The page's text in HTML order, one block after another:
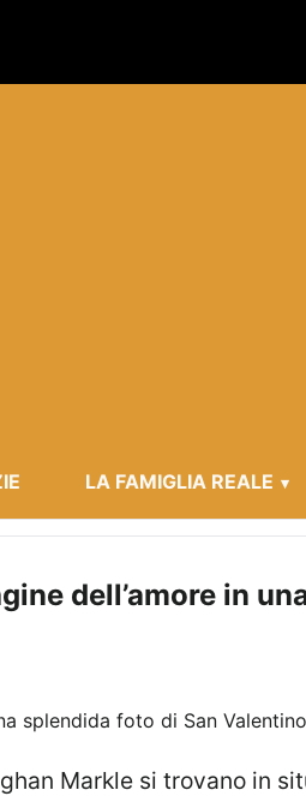
LA FAMIGLIA REALE
dell’amore in